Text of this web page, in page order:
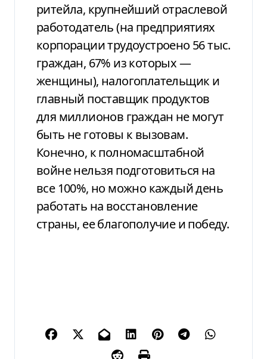
ритейла, крупнейший отраслевой
работодатель(на предприятиях
корпорациитрудоустроено 56 тыс.
граждан, 67% изкоторых —
женщины), налогоплательщик и
главный поставщик продуктов
для миллионов граждан не могут
быть неготовы к вызовам.
Конечно, кполномасштабной
войне нельзя подготовиться на
все 100%, но можно каждый день
работать на восстановление
страны, ее благополучие и победу.